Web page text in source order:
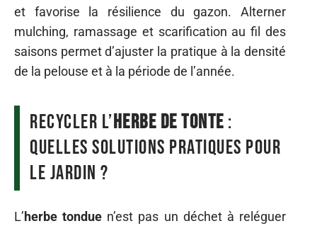
et favorise la résilience du gazon. Alterner
mulching, ramassage et scarification au fil des
saisons permet d’ajuster la pratique à la densité
de la pelouse et à la période de l’année.
Recycler l’herbe de tonte :
quelles solutions pratiques pour
le jardin ?
L’herbe tondue n’est pas un déchet à reléguer